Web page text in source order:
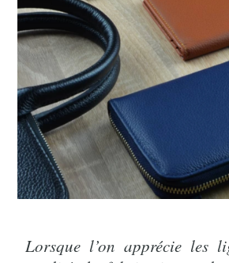
Lorsque l’on apprécie les